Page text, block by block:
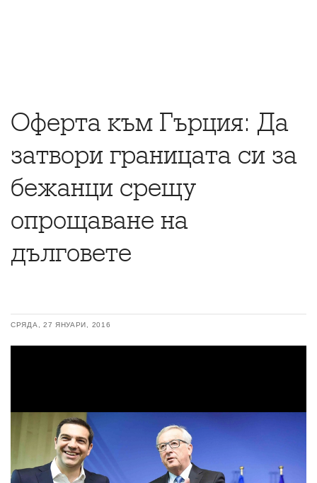
Оферта към Гърция: Да
затвори границата си за
бежанци срещу
опрощаване на
дълговете
СРЯДА, 27 ЯНУАРИ, 2016